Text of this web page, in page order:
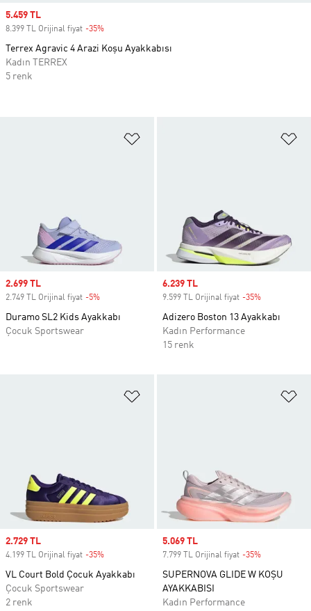
Sale price
2.699 TL
2.749 TL Orijinal fiyat -5%
Duramo SL2 Kids Ayakkabı
Çocuk Sportswear
Sale price
6.239 TL
9.599 TL Orijinal fiyat -35%
Adizero Boston 13 Ayakkabı
Kadın Performance
15 renk
Sale price
2.729 TL
4.199 TL Orijinal fiyat -35%
VL Court Bold Çocuk Ayakkabı
Çocuk Sportswear
2 renk
Sale price
5.069 TL
7.799 TL Orijinal fiyat -35%
SUPERNOVA GLIDE W KOŞU
AYAKKABISI
Kadın Performance
Sale price
5.459 TL
8.399 TL Orijinal fiyat -35%
Terrex Agravic 4 Arazi Koşu Ayakkabısı
Kadın TERREX
5 renk